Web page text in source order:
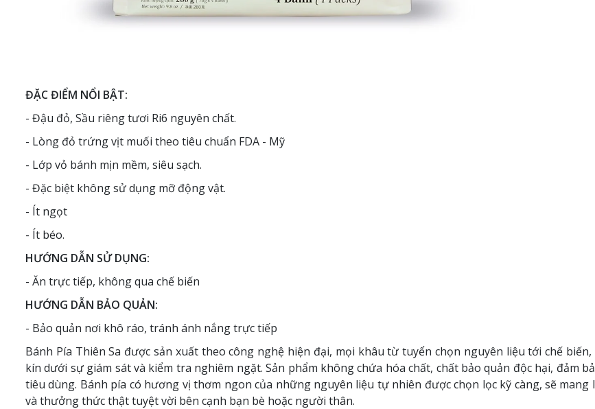
ĐẶC ĐIỂM NỔI BẬT:
- Đậu đỏ, Sầu riêng tươi Ri6 nguyên chất.
- Lòng đỏ trứng vịt muối theo tiêu chuẩn FDA - Mỹ
- Lớp vỏ bánh mịn mềm, siêu sạch.
- Đặc biệt không sử dụng mỡ động vật.
- Ít ngọt
- Ít béo.
HƯỚNG DẪN SỬ DỤNG:
- Ăn trực tiếp, không qua chế biến
HƯỚNG DẪN BẢO QUẢN:
- Bảo quản nơi khô ráo, tránh ánh nắng trực tiếp
Bánh Pía Thiên Sa​ được sản xuất theo công nghệ hiện đại, mọi khâu từ tuyển chọn nguyên liệu tới chế
kín dưới sự giám sát và kiểm tra nghiêm ngặt. Sản phẩm không chứa hóa chất, chất bảo quản độc hại, đảm
tiêu dùng. Bánh pía có hương vị thơm ngon của những nguyên liệu tự nhiên được chọn lọc kỹ càng, sẽ
và thưởng thức thật tuyệt vời bên cạnh bạn bè hoặc người thân.